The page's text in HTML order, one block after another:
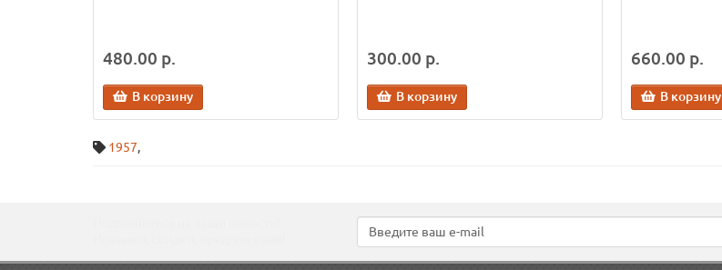
480.00 р.
В корзину
300.00 р.
В корзину
660.00 р.
В корзину
1957,